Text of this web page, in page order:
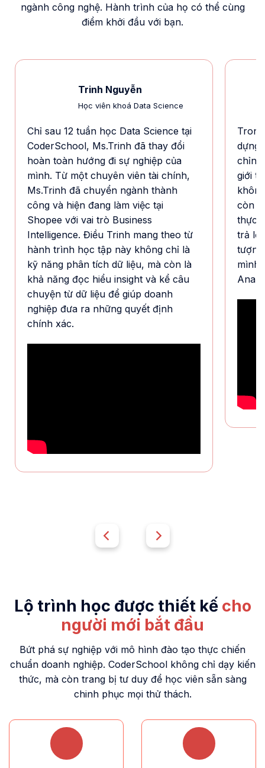
ngành công nghệ. Hành trình của họ có thể cùng
điểm khởi đầu với bạn.
Trinh Nguyễn
Học viên khoá Data Science
Chỉ sau 12 tuần học Data Science tại
CoderSchool, Ms.Trinh đã thay đổi
hoàn toàn hướng đi sự nghiệp của
mình. Từ một chuyên viên tài chính,
Ms.Trinh đã chuyển ngành thành
công và hiện đang làm việc tại
Shopee với vai trò Business
Intelligence. Điều Trinh mang theo từ
hành trình học tập này không chỉ là
kỹ năng phân tích dữ liệu, mà còn là
khả năng đọc hiểu insight và kể câu
chuyện từ dữ liệu để giúp doanh
nghiệp đưa ra những quyết định
chính xác.
dựng
chỉnh
giới
còn
thực
trả lời
mình
Lộ trình học được thiết kếcho
người mới bắt đầu
Bứt phá sự nghiệp với mô hình đào tạo thực chiến
chuẩn doanh nghiệp. CoderSchool không chỉ dạy kiến
thức, mà còn trang bị tư duy để học viên sẵn sàng
chinh phục mọi thử thách.